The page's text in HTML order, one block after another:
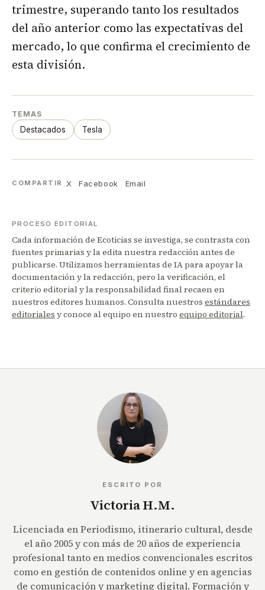
trimestre, superando tanto los resultados
del año anterior como las expectativas del
mercado, lo que confirma el crecimiento de
esta división.
TEMAS
Destacados Tesla
COMPARTIR X Facebook Email
PROCESO EDITORIAL
Cada información de Ecoticias se investiga, se contrasta con
fuentes primarias y la edita nuestra redacción antes de
publicarse. Utilizamos herramientas de IA para apoyar la
documentación y la redacción, pero la verificación, el
criterio editorial y la responsabilidad final recaen en
nuestros editores humanos. Consulta nuestros estándares
editoriales y conoce al equipo en nuestro equipo editorial.
ESCRITO POR
Victoria H.M.
Licenciada en Periodismo, itinerario cultural, desde
el año 2005 y con más de 20 años de experiencia
profesional tanto en medios convencionales escritos
como en gestión de contenidos online y en agencias
de comunicación y marketing digital. Formación y